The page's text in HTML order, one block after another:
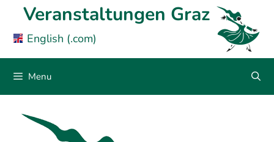
English (.com)
content
Veranstaltungen Graz
Menu